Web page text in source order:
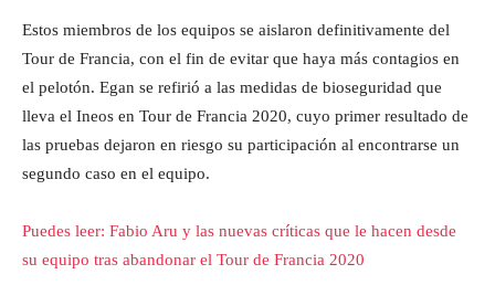
Estos miembros de los equipos se aislaron definitivamente del
Tour de Francia, con el fin de evitar que haya más contagios en
el pelotón. Egan se refirió a las medidas de bioseguridad que
lleva el Ineos en Tour de Francia 2020, cuyo primer resultado de
las pruebas dejaron en riesgo su participación al encontrarse un
segundo caso en el equipo.
Puedes leer: Fabio Aru y las nuevas críticas que le hacen desde
su equipo tras abandonar el Tour de Francia 2020